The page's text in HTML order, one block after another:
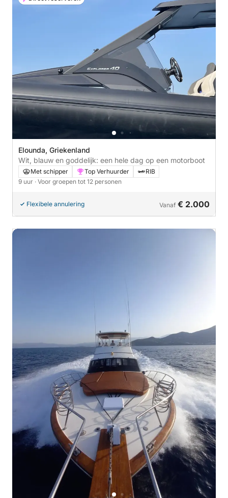
Elounda, Griekenland
Wit, blauw en goddelijk: een hele dag op een motorboot
Met schipper Top Verhuurder
RIB
9 uur · Voor groepen tot 12 personen
Flexibele annulering Vanaf € 2.000